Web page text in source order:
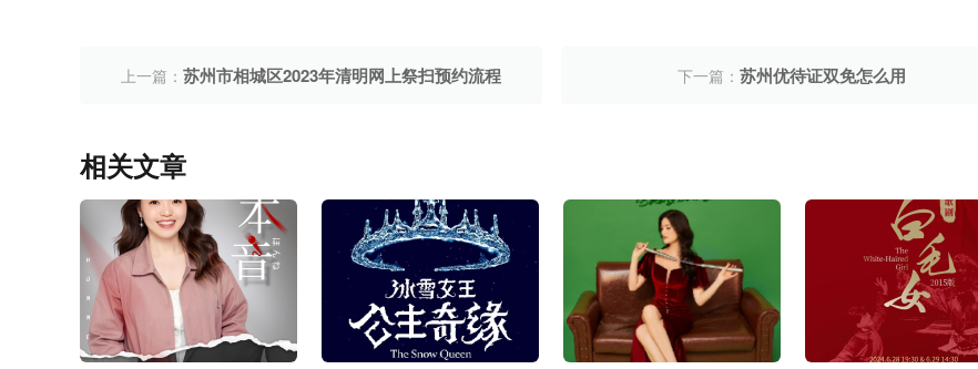
上一篇： 苏州市相城区2023年清明网上祭扫预约流程 下一篇： 苏州优待证双免怎么用
相关文章